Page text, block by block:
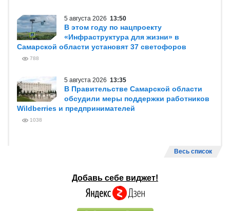
5 августа 2026 13:50
В этом году по нацпроекту
«Инфраструктура для жизни» в
Самарской области установят 37 светофоров
788
5 августа 2026 13:35
В Правительстве Самарской области
обсудили меры поддержки работников
Wildberries и предпринимателей
1038
Весь список
Добавь себе виджет!